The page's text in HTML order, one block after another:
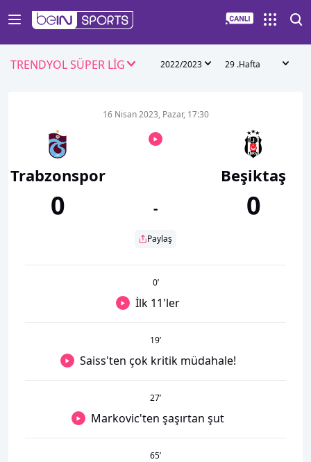
TRENDYOL SÜPER LİG 2022/2023 29 .Hafta
Trabzonspor
0
16 Nisan 2023, Pazar, 17:30
-
Paylaş
Beşiktaş
0
0’
İlk 11'ler
19’
Saiss'ten çok kritik müdahale!
27’
Markovic'ten şaşırtan şut
65’